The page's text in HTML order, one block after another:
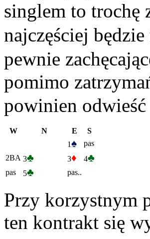
singlem to trochę
najczęściej
pewnie
pomimo
powinien
W N E
S
1♠
pas
2BA 3♣ 3♦ 4♣
pas 5♣ pas..
Przy korzystnym
ten kontrakt się